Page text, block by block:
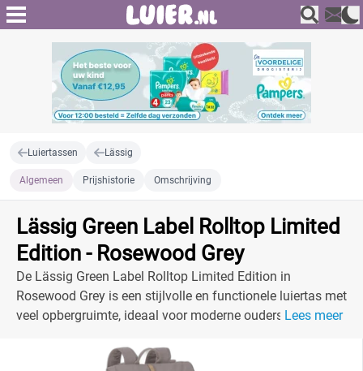
Luiertassen Lässig
Algemeen Prijshistorie Omschrijving
Lässig Green Label Rolltop Limited
Edition - Rosewood Grey
De Lässig Green Label Rolltop Limited Edition in
Rosewood Grey is een stijlvolle en functionele luiertas met
veel opbergruimte, ideaal voor moderne ouders.Lees meer